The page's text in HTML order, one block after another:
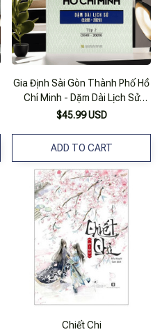
Gia Định Sài Gòn Thành Phố Hồ
Chí Minh - Dặm Dài Lịch Sử
(1968-2020) - Tập 2 (1945-
$45.99 USD
ADD TO CART
Chiết Chi